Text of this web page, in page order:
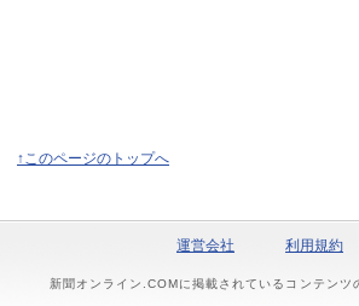
↑このページのトップへ
運営会社 利用規約
新聞オンライン.COMに掲載されているコンテン